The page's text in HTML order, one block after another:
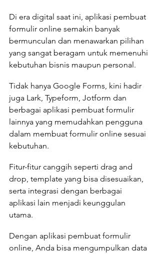
Di era digital saat ini, aplikasi pembuat
formulir online semakin banyak
bermunculan dan menawarkan pilihan
yang sangat beragam untuk memenuhi
kebutuhan bisnis maupun personal.
Tidak hanya Google Forms, kini hadir
juga Lark, Typeform, Jotform dan
berbagai aplikasi pembuat formulir
lainnya yang memudahkan pengguna
dalam membuat formulir online sesuai
kebutuhan.
Fitur-fitur canggih seperti drag and
drop, template yang bisa disesuaikan,
serta integrasi dengan berbagai
aplikasi lain menjadi keunggulan
utama.
Dengan aplikasi pembuat formulir
online, Anda bisa mengumpulkan data